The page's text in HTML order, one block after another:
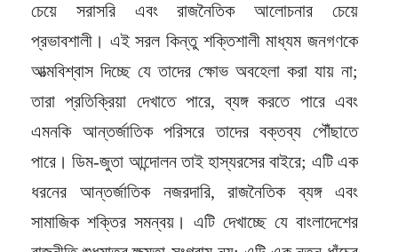
চেয়ে সরাসরি এবং রাজনৈতিক আলোচনার চেয়ে
প্রভাবশালী। এই সরল কিন্তু শক্তিশালী মাধ্যম জনগণকে
আত্মবিশ্বাস দিচ্ছে যে তাদের ক্ষোভ অবহেলা করা যায় না;
তারা প্রতিক্রিয়া দেখাতে পারে, ব্যঙ্গ করতে পারে এবং
এমনকি আন্তর্জাতিক পরিসরে তাদের বক্তব্য পৌঁছাতে
পারে। ডিম-জুতা আন্দোলন তাই হাস্যরসের বাইরে; এটি এক
ধরনের আন্তর্জাতিক নজরদারি, রাজনৈতিক ব্যঙ্গ এবং
সামাজিক শক্তির সমন্বয়। এটি দেখাচ্ছে যে বাংলাদেশের